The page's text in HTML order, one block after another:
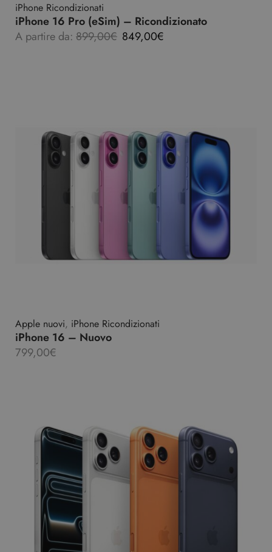
iPhone Ricondizionati
iPhone 16 Pro (eSim) – Ricondizionato
A partire da: 899,00€ 849,00€
Apple nuovi, iPhone Ricondizionati
iPhone 16 – Nuovo
799,00€